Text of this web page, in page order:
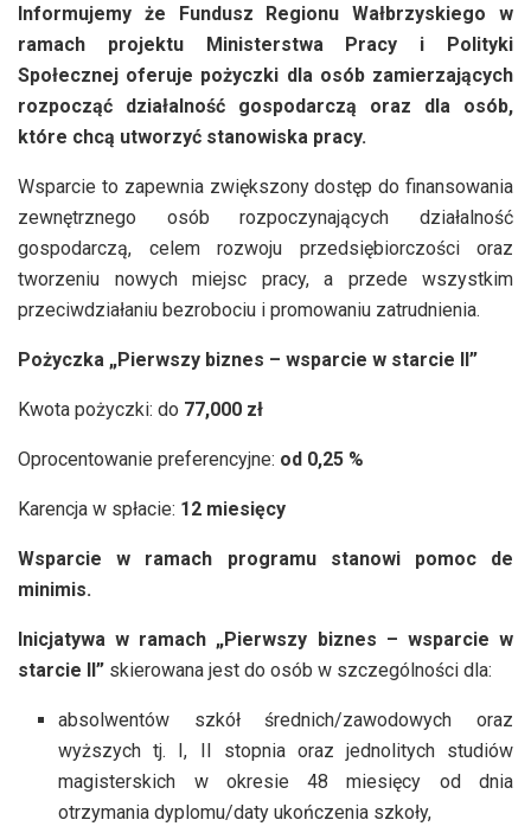
Informujemy że Fundusz Regionu Wałbrzyskiego w
ramach projektu Ministerstwa Pracy i Polityki
Społecznej oferuje pożyczki dla osób zamierzających
rozpocząć działalność gospodarczą oraz dla osób,
które chcą utworzyć stanowiska pracy.
Wsparcie to zapewnia zwiększony dostęp do finansowania
zewnętrznego osób rozpoczynających działalność
gospodarczą, celem rozwoju przedsiębiorczości oraz
tworzeniu nowych miejsc pracy, a przede wszystkim
przeciwdziałaniu bezrobociu i promowaniu zatrudnienia.
Pożyczka „Pierwszy biznes – wsparcie w starcie II”
Kwota pożyczki: do 77,000 zł
Oprocentowanie preferencyjne: od 0,25 %
Karencja w spłacie: 12 miesięcy
Wsparcie w ramach programu stanowi pomoc de
minimis.
Inicjatywa w ramach „Pierwszy biznes – wsparcie w
starcie II” skierowana jest do osób w szczególności dla:
absolwentów szkół średnich/zawodowych oraz
wyższych tj. I, II stopnia oraz jednolitych studiów
magisterskich w okresie 48 miesięcy od dnia
otrzymania dyplomu/daty ukończenia szkoły,